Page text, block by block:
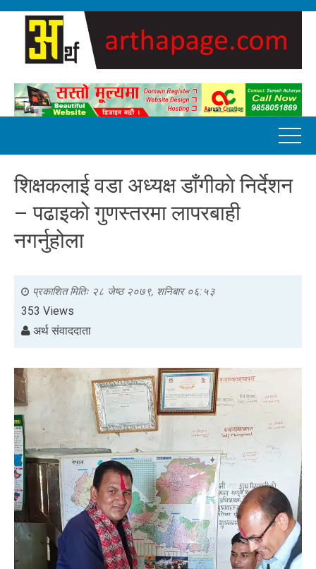
शिक्षकलाई वडा अध्यक्ष डाँगीकाे निर्देशन
– पढाइको गुणस्तरमा लापरबाही
नगर्नुहोला
प्रकाशित मितिः २८ जेष्ठ २०७९, शनिबार ०६:५३
353 Views
अर्थ संवाददाता